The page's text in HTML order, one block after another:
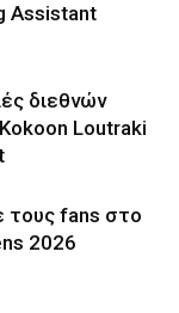
Assistant
διεθνών
Loutraki
fans στο
2026